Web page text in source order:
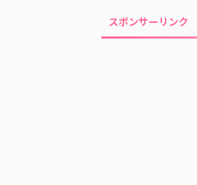
スポンサーリンク